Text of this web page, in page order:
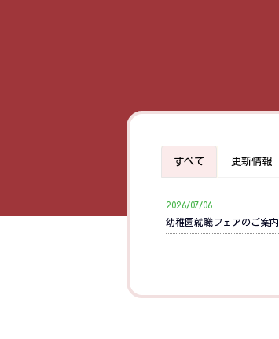
すべて 更新情報
2026/07/06
幼稚園就職フェアのご案内